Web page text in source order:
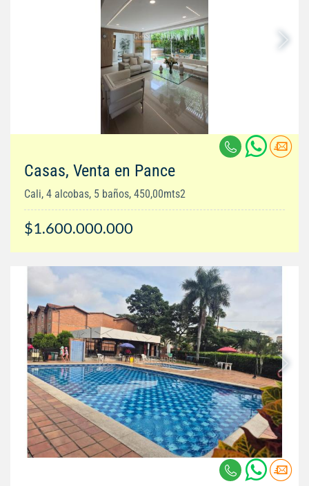
Casas, Venta en Pance
Cali, 4 alcobas, 5 baños, 450,00mts2
$1.600.000.000